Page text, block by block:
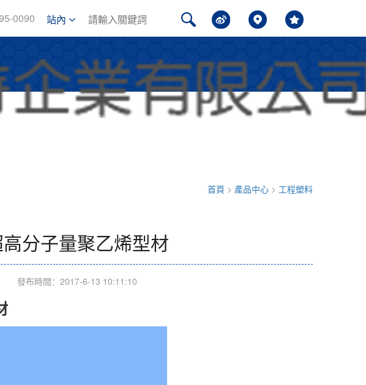
0090 站內
新聞中心 問題解答
首頁 > 產品中心 > 工程塑料
分子量聚乙烯型材
發布時間：2017-6-13 10:11:10